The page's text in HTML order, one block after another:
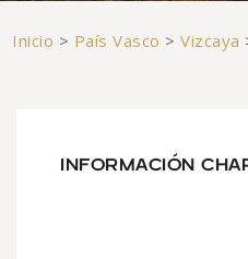
Inicio > País Vasco >Vizcaya
INFORMACIÓN